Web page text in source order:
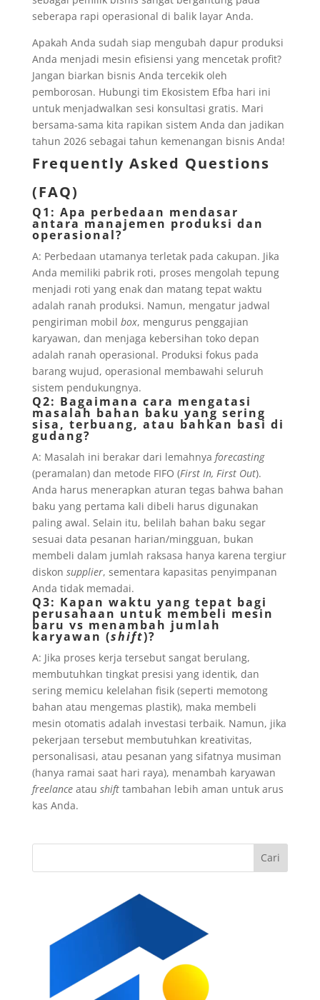
seberapa rapi operasional di balik layar Anda.
Apakah Anda sudah siap mengubah dapur produksi
Anda menjadi mesin efisiensi yang mencetak profit?
Jangan biarkan bisnis Anda tercekik oleh
pemborosan. Hubungi tim Ekosistem Efba hari ini
untuk menjadwalkan sesi konsultasi gratis. Mari
bersama-sama kita rapikan sistem Anda dan jadikan
tahun 2026 sebagai tahun kemenangan bisnis Anda!
Frequently Asked Questions
(FAQ)
Q1: Apa perbedaan mendasar
antara manajemen produksi dan
operasional?
A: Perbedaan utamanya terletak pada cakupan. Jika
Anda memiliki pabrik roti, proses mengolah tepung
menjadi roti yang enak dan matang tepat waktu
adalah ranah produksi. Namun, mengatur jadwal
pengiriman mobil box, mengurus penggajian
karyawan, dan menjaga kebersihan toko depan
adalah ranah operasional. Produksi fokus pada
barang wujud, operasional membawahi seluruh
sistem pendukungnya.
Q2: Bagaimana cara mengatasi
masalah bahan baku yang sering
sisa, terbuang, atau bahkan basi di
gudang?
A: Masalah ini berakar dari lemahnya forecasting
(peramalan) dan metode FIFO (First In, First Out).
Anda harus menerapkan aturan tegas bahwa bahan
baku yang pertama kali dibeli harus digunakan
paling awal. Selain itu, belilah bahan baku segar
sesuai data pesanan harian/mingguan, bukan
membeli dalam jumlah raksasa hanya karena tergiur
diskon supplier, sementara kapasitas penyimpanan
Anda tidak memadai.
Q3: Kapan waktu yang tepat bagi
perusahaan untuk membeli mesin
baru vs menambah jumlah
karyawan (shift)?
A: Jika proses kerja tersebut sangat berulang,
membutuhkan tingkat presisi yang identik, dan
sering memicu kelelahan fisik (seperti memotong
bahan atau mengemas plastik), maka membeli
mesin otomatis adalah investasi terbaik. Namun, jika
pekerjaan tersebut membutuhkan kreativitas,
personalisasi, atau pesanan yang sifatnya musiman
(hanya ramai saat hari raya), menambah karyawan
freelanceatau shifttambahan lebih aman untuk arus
kas Anda.
Cari